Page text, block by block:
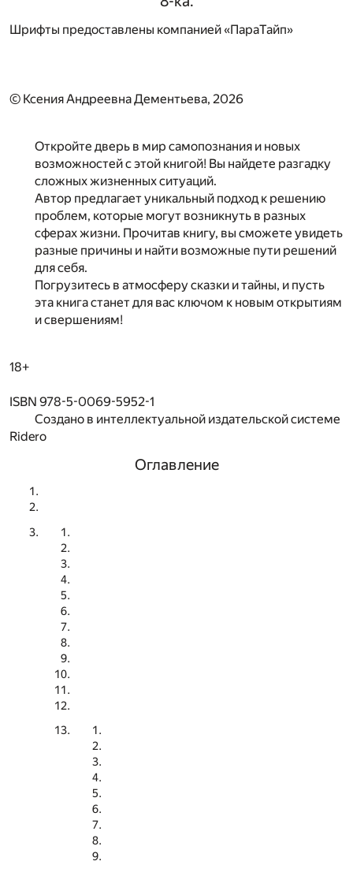
Шрифты предоставлены компанией «ПараТайп»
© Ксения Андреевна Дементьева, 2026
Откройте дверь в мир самопознания и новых
возможностей с этой книгой! Вы найдете разгадку
сложных жизненных ситуаций.
Автор предлагает уникальный подход к решению
проблем, которые могут возникнуть в разных
сферах жизни. Прочитав книгу, вы сможете увидеть
разные причины и найти возможные пути решений
для себя.
Погрузитесь в атмосферу сказки и тайны, и пусть
эта книга станет для вас ключом к новым открытиям
и свершениям!
18+
ISBN 978-5-0069-5952-1
Создано в интеллектуальной издательской системе
Ridero
Оглавление